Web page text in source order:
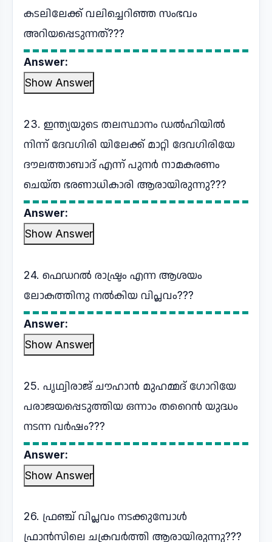
കടലിലേക്ക് വലിച്ചെറിഞ്ഞ സംഭവം
അറിയപ്പെടുന്നത്???
Answer:
Show Answer
23. ഇന്ത്യയുടെ തലസ്ഥാനം ഡൽഹിയിൽ
നിന്ന് ദേവഗിരി യിലേക്ക് മാറ്റി ദേവഗിരിയേ
ദൗലത്താബാദ് എന്ന് പുനർ നാമകരണം
ചെയ്ത ഭരണാധികാരി ആരായിരുന്നു???
Answer:
Show Answer
24. ഫെഡറൽ രാഷ്ട്രം എന്ന ആശയം
ലോകത്തിനു നൽകിയ വിപ്ലവം???
Answer:
Show Answer
25. പൃഥ്വിരാജ് ചൗഹാൻ മുഹമ്മദ് ഗോറിയേ
പരാജയപ്പെടുത്തിയ ഒന്നാം തറൈൻ യുദ്ധം
നടന്ന വർഷം???
Answer:
Show Answer
26. ഫ്രഞ്ച് വിപ്ലവം നടക്കുമ്പോൾ
ഫ്രാൻസിലെ ചക്രവർത്തി ആരായിരുന്നു???